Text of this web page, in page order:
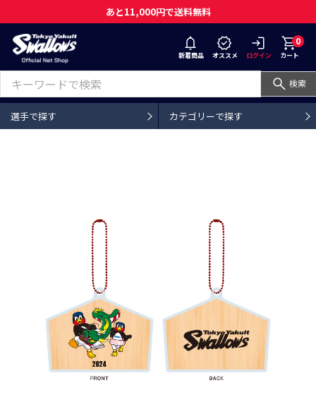
あと11,000円で送料無料
新着商品 オススメ ログイン
0
カート
検索
選手で探す カテゴリーで探す